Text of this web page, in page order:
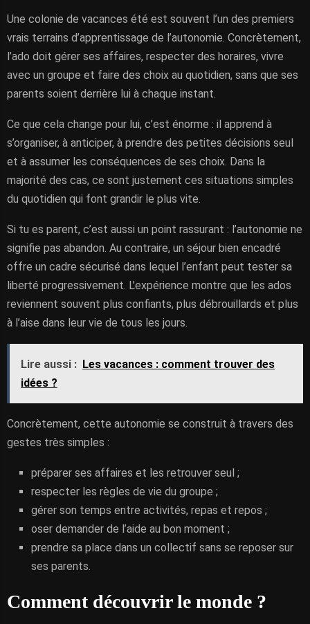
Une colonie de vacances été est souvent l’un des premiers
vrais terrains d’apprentissage de l’autonomie. Concrètement,
l’ado doit gérer ses affaires, respecter des horaires, vivre
avec un groupe et faire des choix au quotidien, sans que ses
parents soient derrière lui à chaque instant.
Ce que cela change pour lui, c’est énorme : il apprend à
s’organiser, à anticiper, à prendre des petites décisions seul
et à assumer les conséquences de ses choix. Dans la
majorité des cas, ce sont justement ces situations simples
du quotidien qui font grandir le plus vite.
Si tu es parent, c’est aussi un point rassurant : l’autonomie ne
signifie pas abandon. Au contraire, un séjour bien encadré
offre un cadre sécurisé dans lequel l’enfant peut tester sa
liberté progressivement. L’expérience montre que les ados
reviennent souvent plus confiants, plus débrouillards et plus
à l’aise dans leur vie de tous les jours.
Lire aussi : Les vacances : comment trouver des
idées ?
Concrètement, cette autonomie se construit à travers des
gestes très simples :
préparer ses affaires et les retrouver seul ;
respecter les règles de vie du groupe ;
gérer son temps entre activités, repas et repos ;
oser demander de l’aide au bon moment ;
prendre sa place dans un collectif sans se reposer sur
ses parents.
Comment découvrir le monde ?